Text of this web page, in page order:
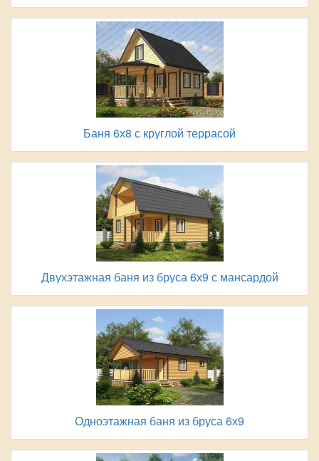
Баня 6х8 с круглой террасой
Двухэтажная баня из бруса 6х9 с мансардой
Одноэтажная баня из бруса 6х9